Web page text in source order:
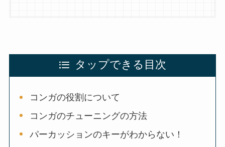
タップできる目次
コンガの役割について
コンガのチューニングの方法
パーカッションのキーがわからない！